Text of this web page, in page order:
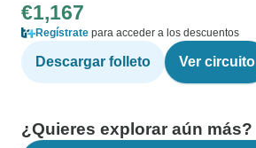
€1,167
Regístrate para acceder a los descuentos
Descargar folleto Ver circuito
¿Quieres explorar aún más?